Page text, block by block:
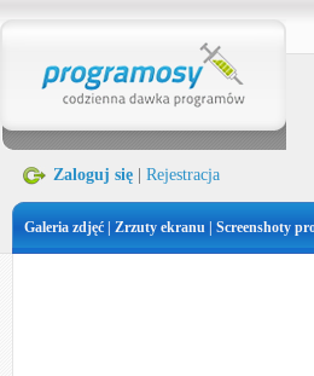
Zaloguj się Rejestracja
Galeria zdjęć | Zrzuty ekranu | Screenshoty